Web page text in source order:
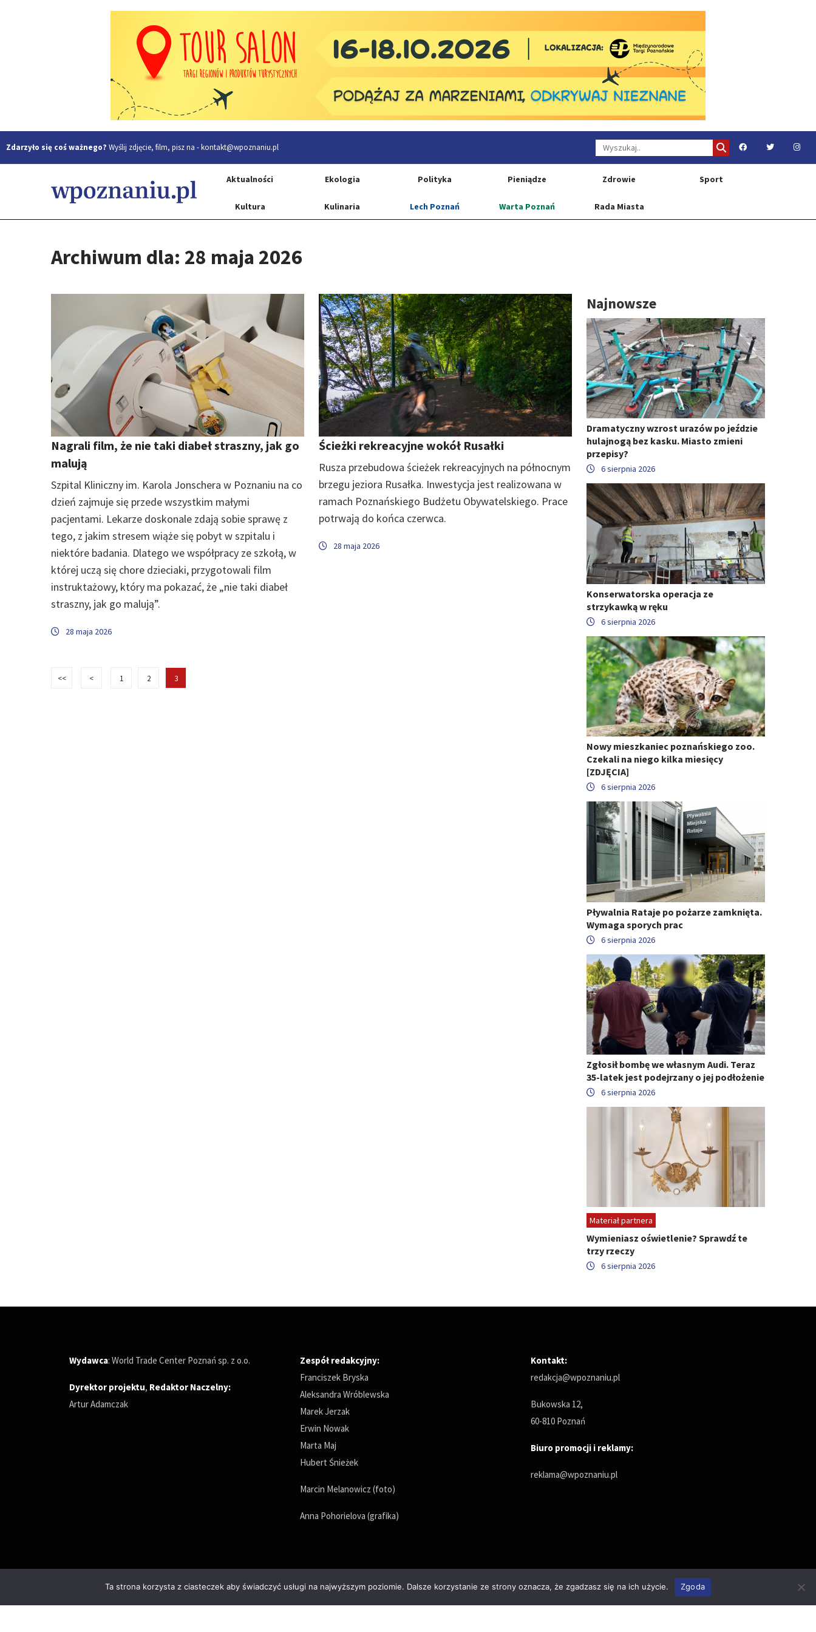
Zdarzyło się coś ważnego? Wyślij zdjęcie, film, pisz na -kontakt@wpoznaniu.pl
Aktualności Ekologia Polityka Pieniądze Zdrowie Sport
Kultura Kulinaria Lech Poznań Warta Poznań Rada Miasta
Archiwum dla: 28 maja 2026
Nagrali film, że nie taki diabeł straszny, jak go
malują
Szpital Kliniczny im. Karola Jonschera w Poznaniu na co
dzień zajmuje się przede wszystkim małymi
pacjentami. Lekarze doskonale zdają sobie sprawę z
tego, z jakim stresem wiąże się pobyt w szpitalu i
niektóre badania. Dlatego we współpracy ze szkołą, w
której uczą się chore dzieciaki, przygotowali film
instruktażowy, który ma pokazać, że „nie taki diabeł
straszny, jak go malują”.
28 maja 2026
Ścieżki rekreacyjne wokół Rusałki
Rusza przebudowa ścieżek rekreacyjnych na północnym
brzegu jeziora Rusałka. Inwestycja jest realizowana w
ramach Poznańskiego Budżetu Obywatelskiego. Prace
potrwają do końca czerwca.
28 maja 2026
<< < 1 2 3
Najnowsze
Dramatyczny wzrost urazów po jeździe
hulajnogą bez kasku. Miasto zmieni
przepisy?
6 sierpnia 2026
Konserwatorska operacja ze
strzykawką w ręku
6 sierpnia 2026
Nowy mieszkaniec poznańskiego zoo.
Czekali na niego kilka miesięcy
[ZDJĘCIA]
6 sierpnia 2026
Pływalnia Rataje po pożarze zamknięta.
Wymaga sporych prac
6 sierpnia 2026
Zgłosił bombę we własnym Audi. Teraz
35-latek jest podejrzany o jej podłożenie
6 sierpnia 2026
Materiał partnera
Wymieniasz oświetlenie? Sprawdź te
trzy rzeczy
6 sierpnia 2026
Wydawca: World Trade Center Poznań sp. z o.o.
Dyrektor projektu, Redaktor Naczelny:
Artur Adamczak
Zespół redakcyjny:
Franciszek Bryska
Aleksandra Wróblewska
Marek Jerzak
Erwin Nowak
Marta Maj
Hubert Śnieżek
Marcin Melanowicz (foto)
Anna Pohorielova (grafika)
Kontakt:
redakcja@wpoznaniu.pl
Bukowska 12,
60-810 Poznań
Biuro promocji i reklamy:
reklama@wpoznaniu.pl
Ta strona korzysta z ciasteczek aby świadczyć usługi na najwyższym poziomie. Dalsze korzystanie ze strony oznacza, że zgadzasz się na ich użycie. Zgoda